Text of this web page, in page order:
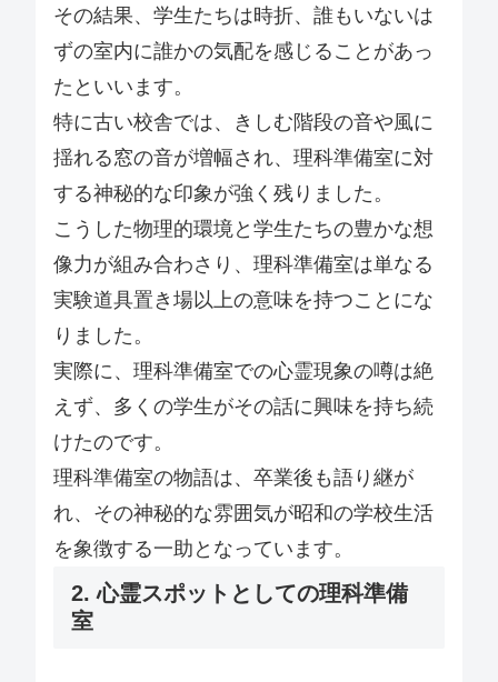
その結果、学生たちは時折、誰もいないは
ずの室内に誰かの気配を感じることがあっ
たといいます。
特に古い校舎では、きしむ階段の音や風に
揺れる窓の音が増幅され、理科準備室に対
する神秘的な印象が強く残りました。
こうした物理的環境と学生たちの豊かな想
像力が組み合わさり、理科準備室は単なる
実験道具置き場以上の意味を持つことにな
りました。
実際に、理科準備室での心霊現象の噂は絶
えず、多くの学生がその話に興味を持ち続
けたのです。
理科準備室の物語は、卒業後も語り継が
れ、その神秘的な雰囲気が昭和の学校生活
を象徴する一助となっています。
2. 心霊スポットとしての理科準備
室